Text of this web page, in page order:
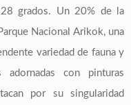
28 grados. Un 20% de la
Nacional Arikok, una
variedad de fauna y
con pinturas
por su singularidad